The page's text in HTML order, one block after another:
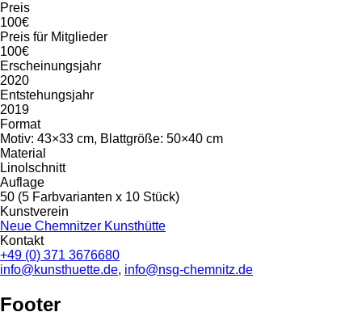
Preis
100€
Preis für Mitglieder
100€
Erscheinungsjahr
2020
Entstehungsjahr
2019
Format
Motiv: 43×33 cm, Blattgröße: 50×40 cm
Material
Linolschnitt
Auflage
50 (5 Farbvarianten x 10 Stück)
Kunstverein
Neue Chemnitzer Kunsthütte
Kontakt
+49 (0) 371 3676680
info@kunsthuette.de, info@nsg-chemnitz.de
Footer